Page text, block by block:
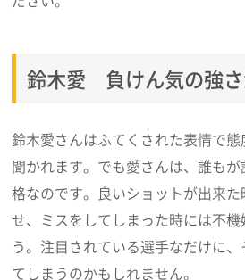
鈴木愛 負けん気の強さ
鈴木愛さんはふてくされた表情で
聞かれます。でも愛さんは、誰も
格なのです。良いショットが出来
せ、ミスをしてしまった時には不
う。注目されている選手なだけに
てしまうのかもしれません。